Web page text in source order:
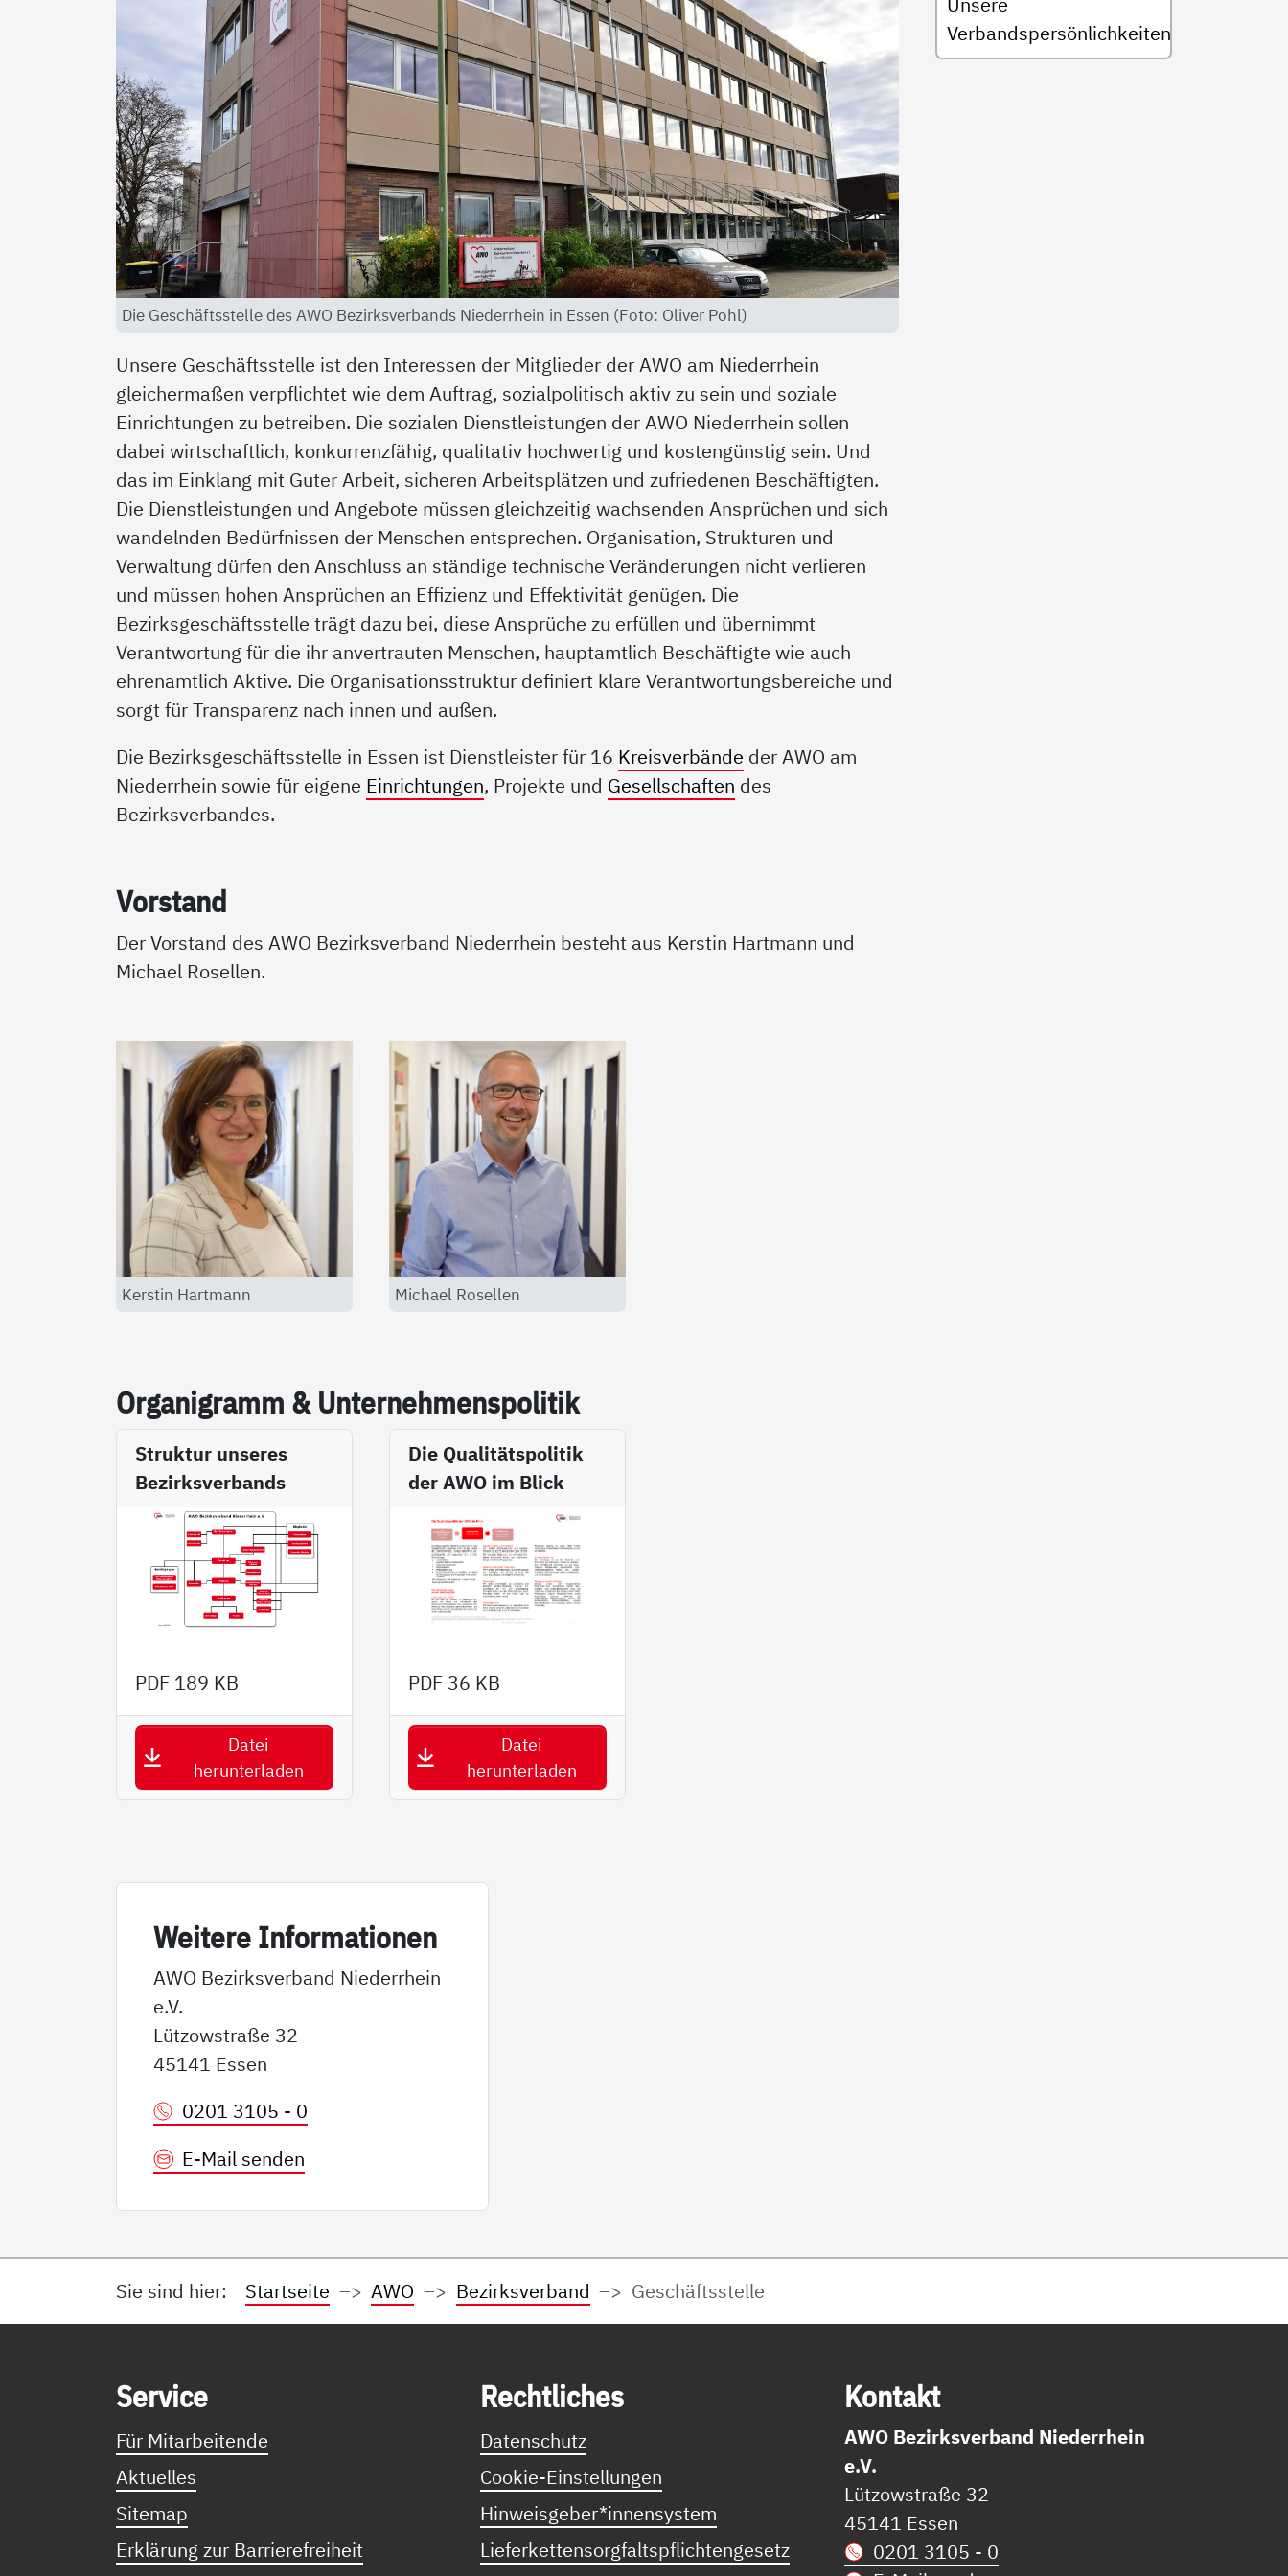
Die Geschäftsstelle des AWO Bezirksverbands Niederrhein in Essen (Foto: Oliver Pohl)
Unsere Geschäftsstelle ist den Interessen der Mitglieder der AWO am Niederrhein
gleichermaßen verpflichtet wie dem Auftrag, sozialpolitisch aktiv zu sein und soziale
Einrichtungen zu betreiben. Die sozialen Dienstleistungen der AWO Niederrhein sollen
dabei wirtschaftlich, konkurrenzfähig, qualitativ hochwertig und kostengünstig sein. Und
das im Einklang mit Guter Arbeit, sicheren Arbeitsplätzen und zufriedenen Beschäftigten.
Die Dienstleistungen und Angebote müssen gleichzeitig wachsenden Ansprüchen und sich
wandelnden Bedürfnissen der Menschen entsprechen. Organisation, Strukturen und
Verwaltung dürfen den Anschluss an ständige technische Veränderungen nicht verlieren
und müssen hohen Ansprüchen an Effizienz und Effektivität genügen. Die
Bezirksgeschäftsstelle trägt dazu bei, diese Ansprüche zu erfüllen und übernimmt
Verantwortung für die ihr anvertrauten Menschen, hauptamtlich Beschäftigte wie auch
ehrenamtlich Aktive. Die Organisationsstruktur definiert klare Verantwortungsbereiche und
sorgt für Transparenz nach innen und außen.
Die Bezirksgeschäftsstelle in Essen ist Dienstleister für 16 Kreisverbände der AWO am
Niederrhein sowie für eigene Einrichtungen, Projekte und Gesellschaften des
Bezirksverbandes.
Vor­stand
Der Vorstand des AWO Bezirksverband Niederrhein besteht aus Kerstin Hartmann und
Michael Rosellen.
Kerstin Hartmann Michael Rosellen
Or­ga­ni­gramm & Un­ter­neh­mens­po­li­tik
Struktur unseres
Bezirksverbands
PDF 189 KB
Datei
herunterladen
Die Qualitätspolitik
der AWO im Blick
PDF 36 KB
Datei
herunterladen
Wei­te­re In­for­ma­tio­nen
AWO Bezirksverband Niederrhein
e.V.
Lützowstraße 32
45141 Essen
0201 3105 - 0
E-Mail senden
Verbandspersönlichkeiten
Sie sind hier: Startseite AWO Bezirksverband Geschäftsstelle
Ser­vice
Für Mitarbeitende
Aktuelles
Sitemap
Erklärung zur Barrierefreiheit
Recht­li­ches
Datenschutz
Cookie-Einstellungen
Hinweisgeber*innensystem
Lieferkettensorgfaltspflichtengesetz
Kon­takt
AWO Bezirksverband Niederrhein
e.V.
Lützowstraße 32
45141 Essen
0201 3105 - 0